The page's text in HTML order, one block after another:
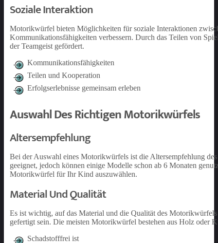
Soziale Interaktion
Motorikwürfel bieten Möglichkeiten für soziale Interaktionen
Kommunikationsfähigkeiten verbessern. Durch das Teilen von
der Teamgeist gefördert.
Kommunikationsfähigkeiten
Teilen und Kooperation
Erfolgserlebnisse gemeinsam erleben
Auswahl Des Richtigen Motorikwürfels
Altersempfehlung
Bei der Auswahl eines Motorikwürfels ist die Altersempfehlung
geeignet, jedoch können einige Modelle schon ab 6 Monaten
Motorikwürfel für Ihr Kind auszuwählen.
Material Und Qualität
Es ist wichtig, auf das Material und die Qualität des
gefertigt sein. Die meisten Motorikwürfel bestehen aus Holz oder
Schadstofffrei ist